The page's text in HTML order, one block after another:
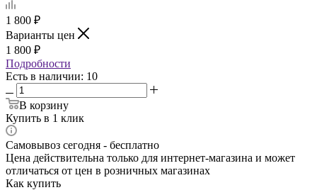
1 800 ₽
Варианты цен
1 800 ₽
Подробности
Есть в наличии: 10
В корзину
Купить в 1 клик
Самовывоз сегодня - бесплатно
Цена действительна только для интернет-магазина и может
отличаться от цен в розничных магазинах
Как купить